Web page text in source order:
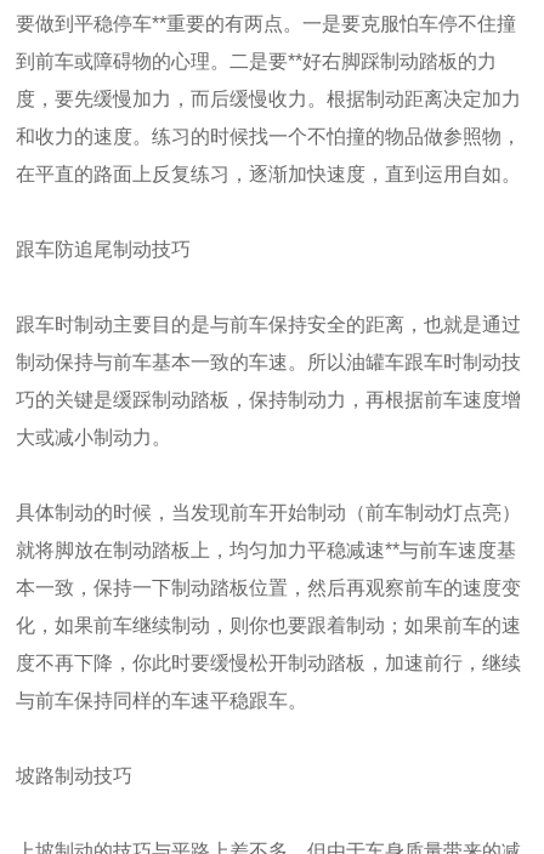
要做到平稳停车**重要的有两点。一是要克服怕车停不住撞
到前车或障碍物的心理。二是要**好右脚踩制动踏板的力
度，要先缓慢加力，而后缓慢收力。根据制动距离决定加力
和收力的速度。练习的时候找一个不怕撞的物品做参照物，
在平直的路面上反复练习，逐渐加快速度，直到运用自如。
跟车防追尾制动技巧
跟车时制动主要目的是与前车保持安全的距离，也就是通过
制动保持与前车基本一致的车速。所以油罐车跟车时制动技
巧的关键是缓踩制动踏板，保持制动力，再根据前车速度增
大或减小制动力。
具体制动的时候，当发现前车开始制动（前车制动灯点亮）
就将脚放在制动踏板上，均匀加力平稳减速**与前车速度基
本一致，保持一下制动踏板位置，然后再观察前车的速度变
化，如果前车继续制动，则你也要跟着制动；如果前车的速
度不再下降，你此时要缓慢松开制动踏板，加速前行，继续
与前车保持同样的车速平稳跟车。
坡路制动技巧